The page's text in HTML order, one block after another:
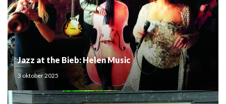
Jazz at the Bieb: Helen Music
3 oktober 2025